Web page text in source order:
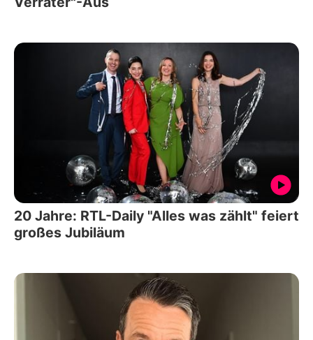
20 Jahre: RTL-Daily "Alles was zählt" feiert
großes Jubiläum